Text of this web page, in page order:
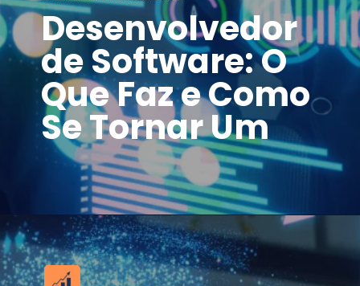
Desenvolvedor
de Software: O
Que Faz e Como
Se Tornar Um